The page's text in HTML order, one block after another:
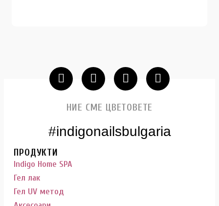
НИЕ СМЕ ЦВЕТОВЕТЕ
#indigonailsbulgaria
ПРОДУКТИ
Indigo Home SPA
Гел лак
Гел UV метод